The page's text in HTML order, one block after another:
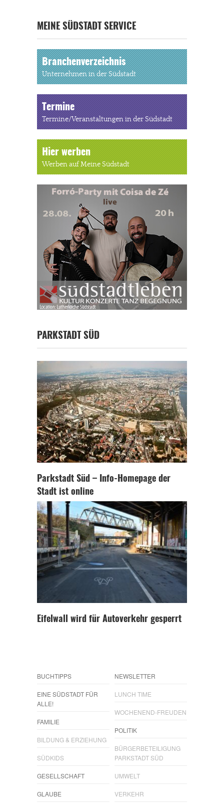
MEINE SÜDSTADT SERVICE
Branchenverzeichnis
Unternehmen in der Südstadt
Termine
Termine/Veranstaltungen in der Südstadt
Hier werben
Werben auf Meine Südstadt
PARKSTADT SÜD
Parkstadt Süd – Info-Homepage der
Stadt ist online
Eifelwall wird für Autoverkehr gesperrt
BUCHTIPPS
EINE SÜDSTADT FÜR
ALLE!
FAMILIE
BILDUNG & ERZIEHUNG
SÜDKIDS
GESELLSCHAFT
GLAUBE
NEWSLETTER
LUNCH TIME
WOCHENEND-FREUDEN
POLITIK
BÜRGERBETEILIGUNG
PARKSTADT SÜD
UMWELT
VERKEHR